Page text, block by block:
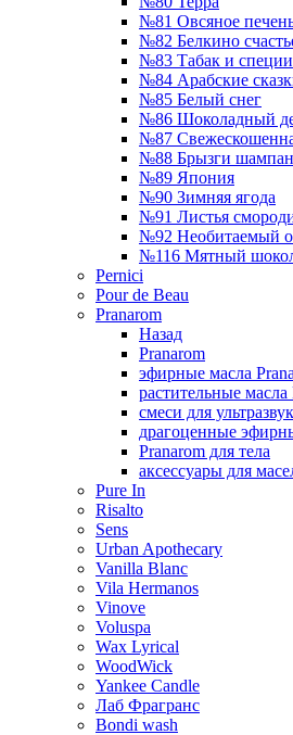
№81 Овсяное
№82 Белкино
№83 Табак и специи
№84 Арабские
№85 Белый снег
№86 Шоколадный
№87
№88 Брызги
№89 Япония
№90 Зимняя ягода
№91 Листья
№92 Необитаемый
№116 Мятный
Pernici
Pour de Beau
Pranarom
Назад
Pranarom
эфирные масла
растительные масла
смеси для
драгоценные
Pranarom для тела
аксессуары для
Pure In
Risalto
Sens
Urban Apothecary
Vanilla Blanc
Vila Hermanos
Vinove
Voluspa
Wax Lyrical
WoodWick
Yankee Candle
Лаб Фрагранс
Bondi wash